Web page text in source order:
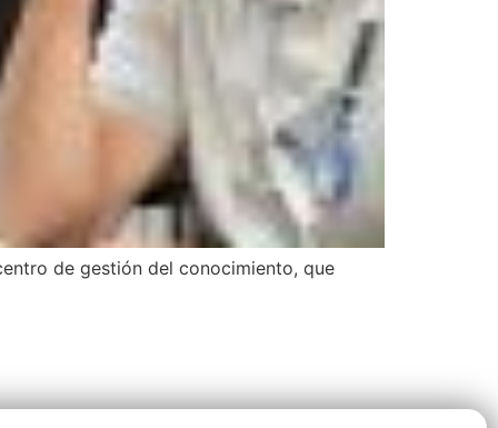
de gestión del conocimiento, que